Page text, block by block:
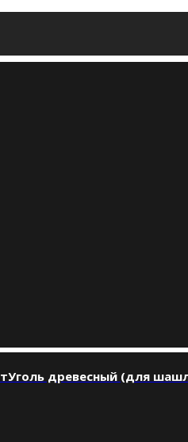
Уголь древесный (для